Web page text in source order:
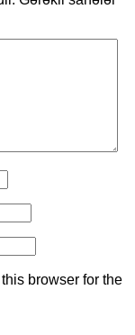
browser for the